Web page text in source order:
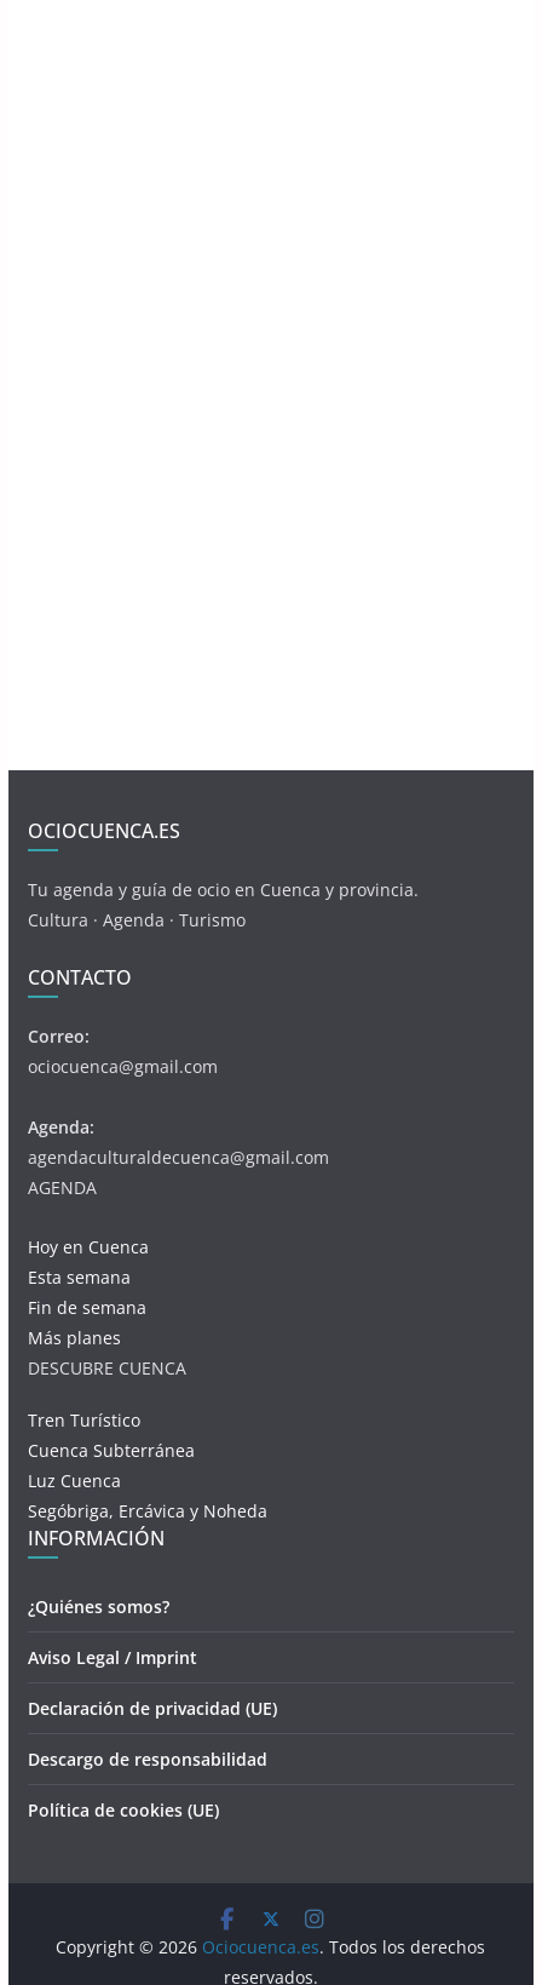
OCIOCUENCA.ES
Tu agenda y guía de ocio en Cuenca y provincia.
Cultura · Agenda · Turismo
CONTACTO
Correo:
ociocuenca@gmail.com
Agenda:
agendaculturaldecuenca@gmail.com
AGENDA
Hoy en Cuenca
Esta semana
Fin de semana
Más planes
DESCUBRE CUENCA
Tren Turístico
Cuenca Subterránea
Luz Cuenca
Segóbriga, Ercávica y Noheda
INFORMACIÓN
¿Quiénes somos?
Aviso Legal / Imprint
Declaración de privacidad (UE)
Descargo de responsabilidad
Política de cookies (UE)
Copyright © 2026 Ociocuenca.es. Todos los derechos
reservados.